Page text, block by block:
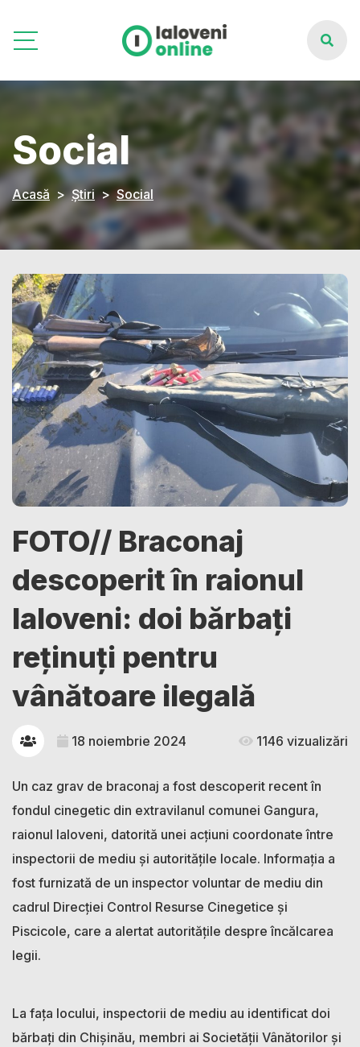
Social
Acasă Știri Social
FOTO// Braconaj
descoperit în raionul
Ialoveni: doi bărbați
reținuți pentru
vânătoare ilegală
18 noiembrie 2024 1146 vizualizări
Un caz grav de braconaj a fost descoperit recent în
fondul cinegetic din extravilanul comunei Gangura,
raionul Ialoveni, datorită unei acțiuni coordonate între
inspectorii de mediu și autoritățile locale. Informația a
fost furnizată de un inspector voluntar de mediu din
cadrul Direcției Control Resurse Cinegetice și
Piscicole, care a alertat autoritățile despre încălcarea
legii.
La fața locului, inspectorii de mediu au identificat doi
bărbați din Chișinău, membri ai Societății Vânătorilor și